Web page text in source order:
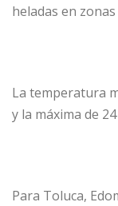
heladas en
La temperatura
y la máxima de 24
Para Toluca,